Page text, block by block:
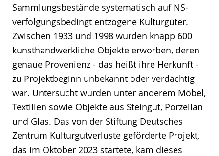
Sammlungsbestände systematisch auf NS-
verfolgungsbedingt entzogene Kulturgüter.
Zwischen 1933 und 1998 wurden knapp 600
kunsthandwerkliche Objekte erworben, deren
genaue Provenienz - das heißt ihre Herkunft -
zu Projektbeginn unbekannt oder verdächtig
war. Untersucht wurden unter anderem Möbel,
Textilien sowie Objekte aus Steingut, Porzellan
und Glas. Das von der Stiftung Deutsches
Zentrum Kulturgutverluste geförderte Projekt,
das im Oktober 2023 startete, kam dieses